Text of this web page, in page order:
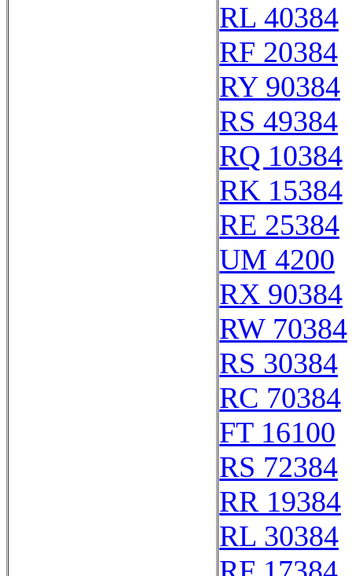
RL 40384
RF 20384
RY 90384
RS 49384
RQ 10384
RK 15384
RE 25384
UM 4200
RX 90384
RW 70384
RS 30384
RC 70384
FT 16100
RS 72384
RR 19384
RL 30384